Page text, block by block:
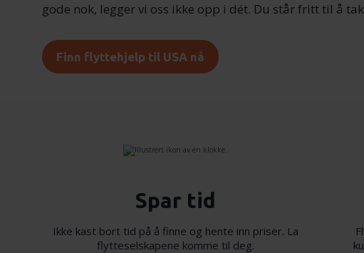
gode nok, legger vi oss ikke opp i dét. Du står fritt til å
Finn flyttehjelp til USA nå
Spar tid
Ikke kast bort tid på å finne og hente inn priser. La
flytteselskapene komme til deg.